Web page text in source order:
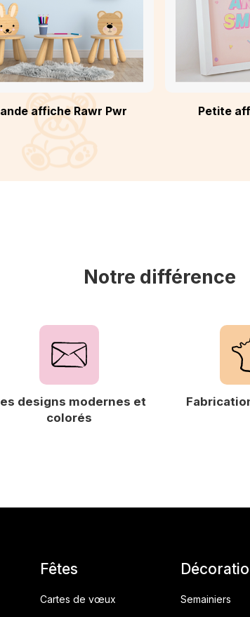
affiche Rawr Pwr Petite
Notre différence
designs modernes et
colorés
Fêtes
Cartes de vœux
Semainiers